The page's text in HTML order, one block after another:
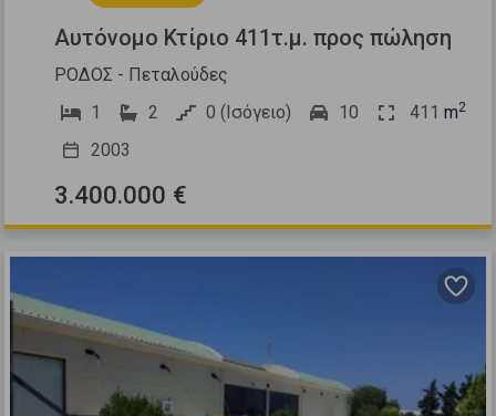
Αυτόνομο Κτίριο 411τ.μ. προς πώληση
ΡΟΔΟΣ - Πεταλούδες
1
2 0 (Ισόγειο) 10 411 m2
2003
3.400.000 €